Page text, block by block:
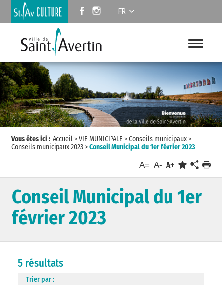
FR
Vous êtes ici : Accueil>VIE MUNICIPALE >Conseils municipaux>
Conseils municipaux 2023>Conseil Municipal du 1er février 2023
A= A- A+
Conseil Municipal du 1er
février 2023
5 résultats
Trier par :